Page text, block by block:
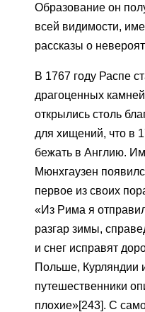
Образование он
всей видимости,
рассказы о
В 1767 году Распе
драгоценных
открылись столь
для хищений, что в
бежать в Англию.
Мюнхгаузен
первое из своих
«Из Рима я
разгар зимы,
и снег исправят
Польше, Курляндии
путешественники
плохие»[243]. С